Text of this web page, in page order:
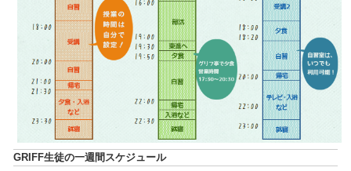
GRIFF生徒の一週間スケジュール